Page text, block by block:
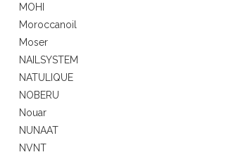
MOHI
Moroccanoil
Moser
NAILSYSTEM
NATULIQUE
NOBERU
Nouar
NUNAAT
NVNT